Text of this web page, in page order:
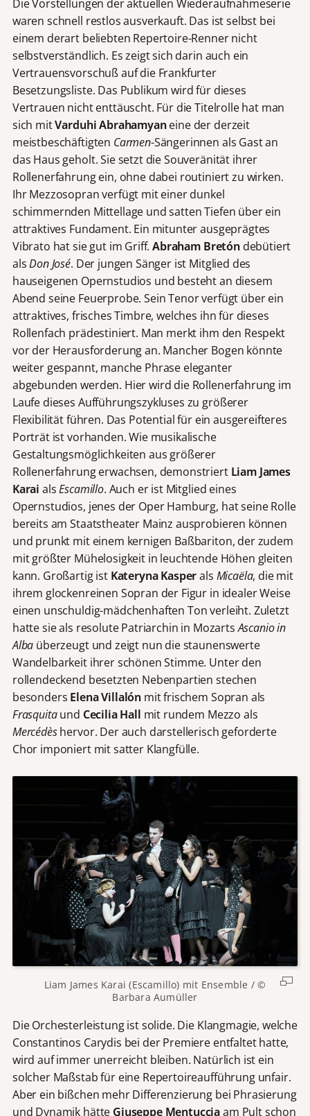
Die Vorstellungen der aktuellen Wiederaufnahmeserie
waren schnell restlos ausverkauft. Das ist selbst bei
einem derart beliebten Repertoire-Renner nicht
selbstverständlich. Es zeigt sich darin auch ein
Vertrauensvorschuß auf die Frankfurter
Besetzungsliste. Das Publikum wird für dieses
Vertrauen nicht enttäuscht. Für die Titelrolle hat man
sich mitVarduhi Abrahamyaneine der derzeit
meistbeschäftigten Carmen-Sängerinnen als Gast an
das Haus geholt. Sie setzt die Souveränität ihrer
Rollenerfahrung ein, ohne dabei routiniert zu wirken.
Ihr Mezzosopran verfügt mit einer dunkel
schimmernden Mittellage und satten Tiefen über ein
attraktives Fundament. Ein mitunter ausgeprägtes
Vibrato hat sie gut im Griff.Abraham Bretóndebütiert
alsDon José. Der jungen Sänger ist Mitglied des
hauseigenen Opernstudios und besteht an diesem
Abend seine Feuerprobe. Sein Tenor verfügt über ein
attraktives, frisches Timbre, welches ihn für dieses
Rollenfach prädestiniert. Man merkt ihm den Respekt
vor der Herausforderung an. Mancher Bogen könnte
weiter gespannt, manche Phrase eleganter
abgebunden werden. Hier wird die Rollenerfahrung im
Laufe dieses Aufführungszykluses zu größerer
Flexibilität führen. Das Potential für ein ausgereifteres
Porträt ist vorhanden. Wie musikalische
Gestaltungsmöglichkeiten aus größerer
Rollenerfahrung erwachsen, demonstriert Liam James
Karai alsEscamillo. Auch er ist Mitglied eines
Opernstudios, jenes der Oper Hamburg, hat seine Rolle
bereits am Staatstheater Mainz ausprobieren können
und prunkt mit einem kernigen Baßbariton, der zudem
mit größter Mühelosigkeit in leuchtende Höhen gleiten
kann. Großartig ist Kateryna Kasperals Micaëla, die mit
ihrem glockenreinen Sopran der Figur in idealer Weise
einen unschuldig-mädchenhaften Ton verleiht. Zuletzt
hatte sie als resolute Patriarchin in MozartsAscanio in
Alba überzeugt und zeigt nun die staunenswerte
Wandelbarkeit ihrer schönen Stimme. Unter den
rollendeckend besetzten Nebenpartien stechen
besonders Elena Villalón mit frischem Sopran als
Frasquitaund Cecilia Hall mit rundem Mezzo als
Mercédèshervor. Der auch darstellerisch geforderte
Chor imponiert mit satter Klangfülle.
Liam James Karai (Escamillo) mit Ensemble / ©
Barbara Aumüller
Die Orchesterleistung ist solide. Die Klangmagie, welche
Constantinos Carydis bei der Premiere entfaltet hatte,
wird auf immer unerreicht bleiben. Natürlich ist ein
solcher Maßstab für eine Repertoireaufführung unfair.
Aber ein bißchen mehr Differenzierung bei Phrasierung
und Dynamik hätte Giuseppe Mentucciaam Pult schon